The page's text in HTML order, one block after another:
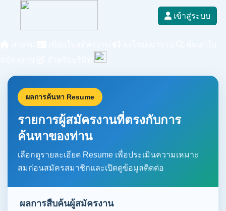
เข้าสู่ระบบ
ผลการค้นหา Resume
รายการผู้สมัครงานที่ตรงกับการ
ค้นหาของท่าน
เลือกดูรายละเอียด Resume เพื่อประเมินความเหมาะ
สมก่อนสมัครสมาชิกและเปิดดูข้อมูลติดต่อ
ผลการสืบค้นผู้สมัครงาน